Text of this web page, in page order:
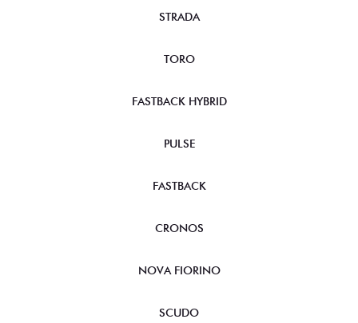
STRADA
TORO
FASTBACK HYBRID
PULSE
FASTBACK
CRONOS
NOVA FIORINO
SCUDO